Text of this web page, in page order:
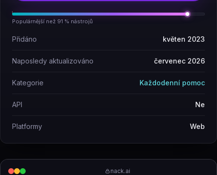
nack.ai
Populárnější než 91 % nástrojů
Přidáno květen 2023
Naposledy aktualizováno červenec 2026
Kategorie Každodenní pomoc
API Ne
Platformy Web